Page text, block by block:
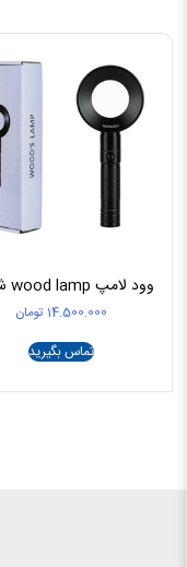
وود لامپ wood lamp شارژی
14.500.000 تومان
تماس بگیرید